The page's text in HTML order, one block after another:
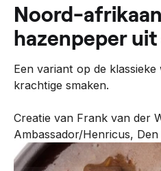
noord-afrikaanse
hazenpeper
Een variant op de klassieke
krachtige smaken.
Creatie van Frank van der
Ambassador/Henricus, Den